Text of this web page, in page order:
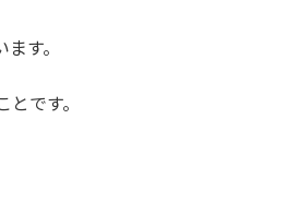
す。
です。